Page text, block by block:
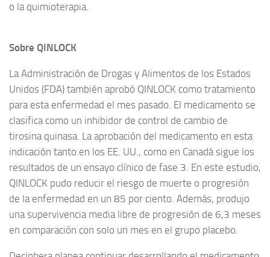
o la quimioterapia.
Sobre QINLOCK
La Administración de Drogas y Alimentos de los Estados
Unidos (FDA) también aprobó QINLOCK como tratamiento
para esta enfermedad el mes pasado. El medicamento se
clasifica como un inhibidor de control de cambio de
tirosina quinasa. La aprobación del medicamento en esta
indicación tanto en los EE. UU., como en Canadá sigue los
resultados de un ensayo clínico de fase 3. En este estudio,
QINLOCK pudo reducir el riesgo de muerte o progresión
de la enfermedad en un 85 por ciento. Además, produjo
una supervivencia media libre de progresión de 6,3 meses
en comparación con solo un mes en el grupo placebo.